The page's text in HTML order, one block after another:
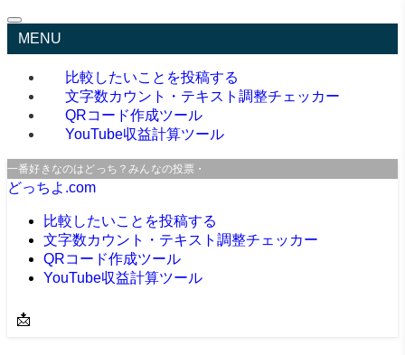
MENU
比較したいことを投稿する
文字数カウント・テキスト調整チェッカー
QRコード作成ツール
YouTube収益計算ツール
一番好きなのはどっち？みんなの投票・口コミサイト
どっちよ.com
比較したいことを投稿する
文字数カウント・テキスト調整チェッカー
QRコード作成ツール
YouTube収益計算ツール
📩